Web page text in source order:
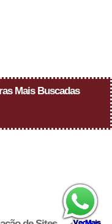
Mais Buscadas